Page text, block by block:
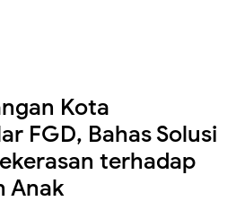
Kota
FGD, Bahas Solusi
terhadap
Anak